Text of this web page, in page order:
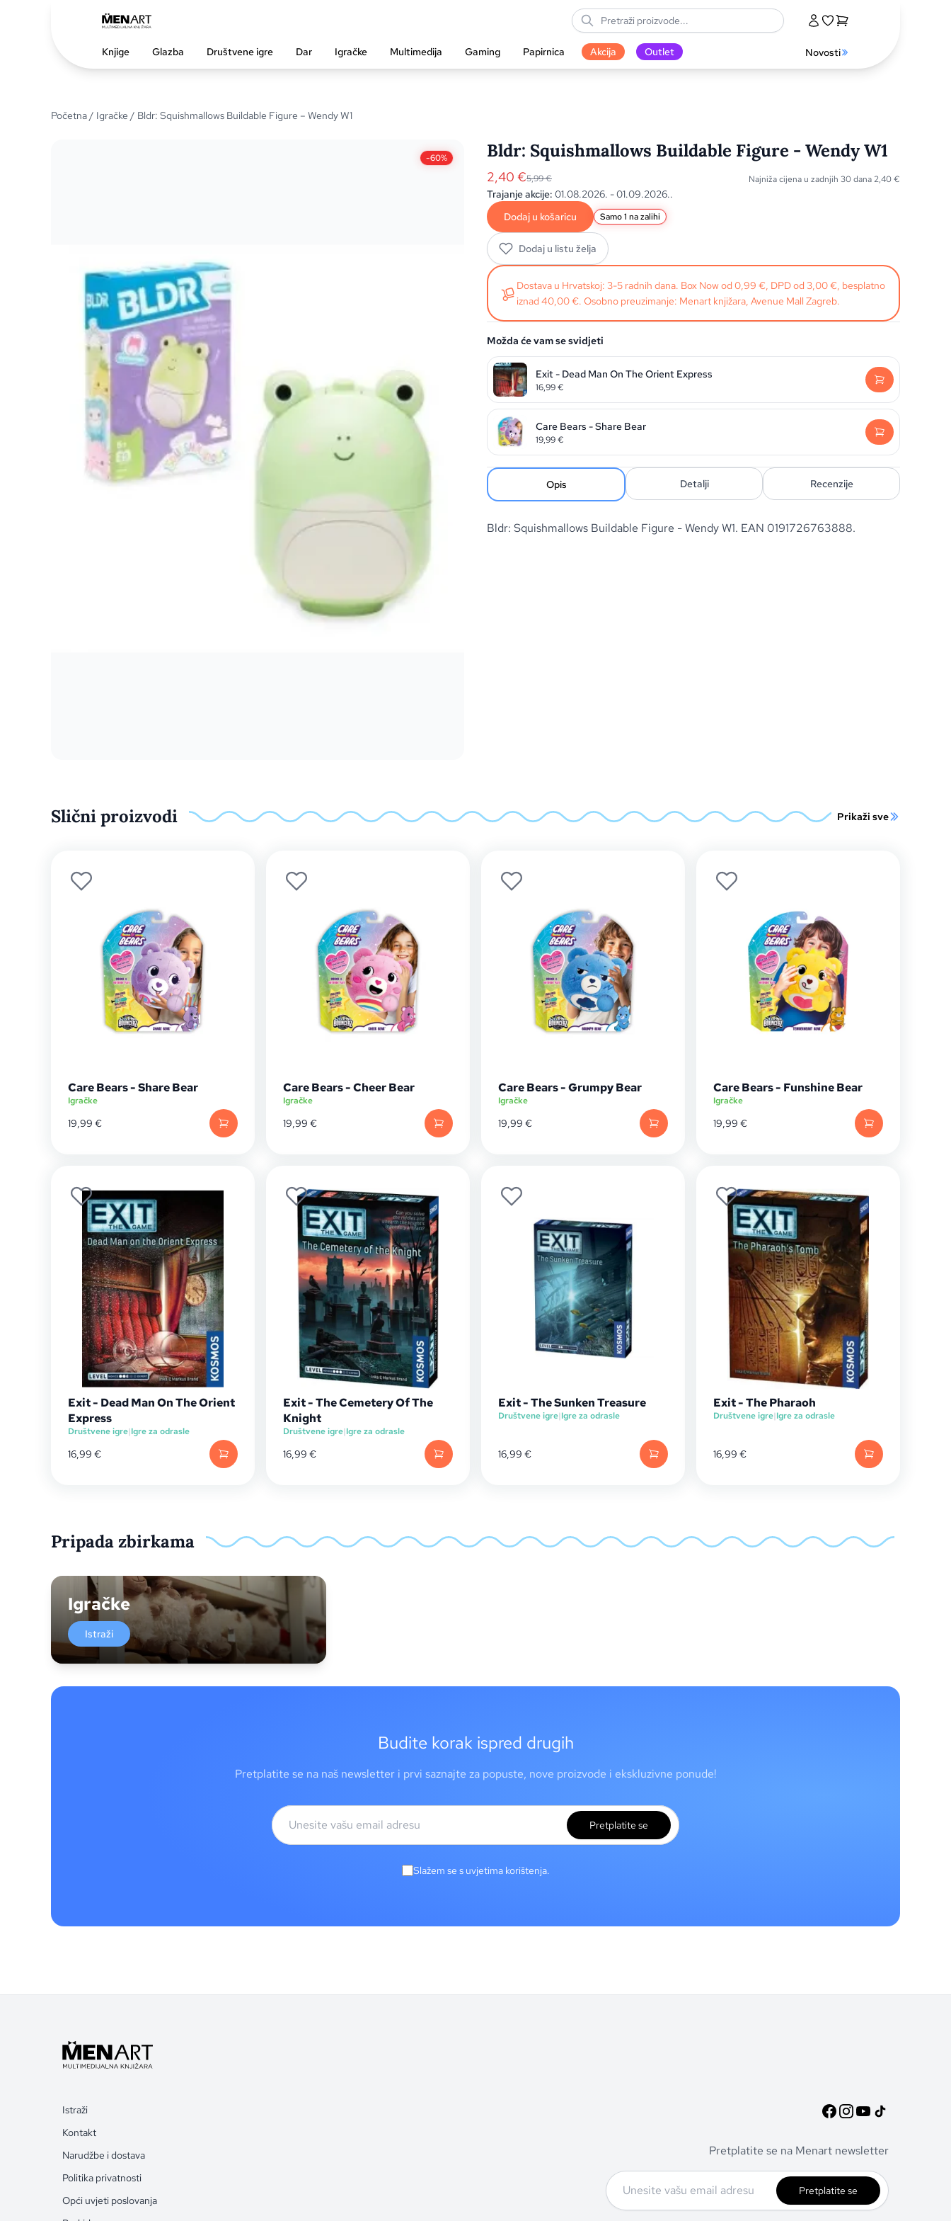
Knjige Glazba Društvene igre Dar Igračke Multimedija Gaming Papirnica Akcija Outlet Novosti
Početna/ Igračke / Bldr: Squishmallows Buildable Figure – Wendy W1
-60% Bldr: Squishmallows Buildable Figure - Wendy W1
2,40 €5,99€ Najniža cijena u zadnjih 30 dana 2,40€
Trajanje akcije: 01.08.2026. - 01.09.2026..
Dodaj u košaricu
Samo 1 na zalihi
Dodaj u listu želja
Dostava u Hrvatskoj: 3-5 radnih dana. Box Now od 0,99 €, DPD od 3,00 €, besplatno
iznad 40,00 €. Osobno preuzimanje: Menart knjižara, Avenue Mall Zagreb.
Možda će vam se svidjeti
Exit - Dead Man On The Orient Express
16,99€
Care Bears - Share Bear
19,99€
Opis Detalji Recenzije
Bldr: Squishmallows Buildable Figure - Wendy W1. EAN 0191726763888.
Slični proizvodi Prikaži sve
Care Bears - Share Bear
Igračke
19,99 €
Care Bears - Cheer Bear
Igračke
19,99 €
Care Bears - Grumpy Bear
Igračke
19,99 €
Care Bears - Funshine Bear
Igračke
19,99 €
Exit - Dead Man On The Orient
Express
Društvene igre|Igre za odrasle
16,99 €
Exit - The Cemetery Of The
Knight
Društvene igre|Igre za odrasle
16,99 €
Exit - The Sunken Treasure
Društvene igre|Igre za odrasle
16,99 €
Exit - The Pharaoh
Društvene igre|Igre za odrasle
16,99 €
Pripada zbirkama
Igračke
Istraži
Budite korak ispred drugih
Pretplatite se na naš newsletter i prvi saznajte za popuste, nove proizvode i ekskluzivne ponude!
Pretplatite se
Slažem se s uvjetima korištenja.
Istraži
Kontakt
Narudžbe i dostava
Politika privatnosti
Opći uvjeti poslovanja
Pretplatite se na Menart newsletter
Pretplatite se